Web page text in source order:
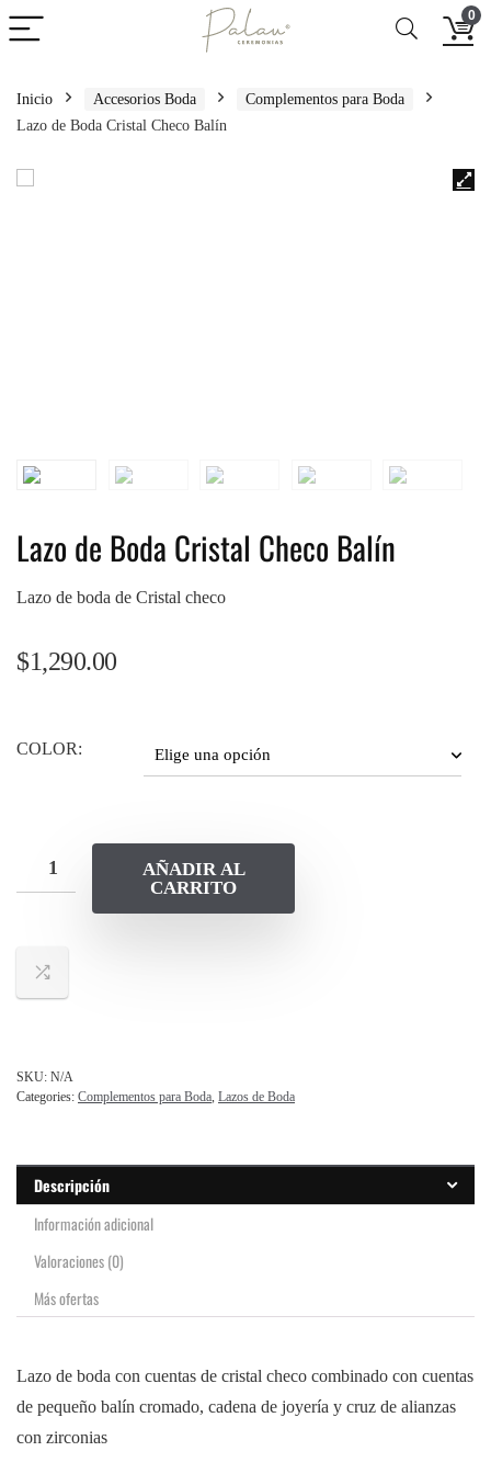
0
Inicio Accesorios Boda
Complementos para Boda
Lazo de Boda Cristal Checo Balín
Lazo de Boda Cristal Checo Balín
Lazo de boda de Cristal checo
$1,290.00
COLOR:
AÑADIR AL
CARRITO
SKU: N/A
Categories: Complementos para Boda, Lazos de Boda
Descripción
Información adicional
Valoraciones (0)
Más ofertas
Lazo de boda con cuentas de cristal checo combinado con cuentas
de pequeño balín cromado, cadena de joyería y cruz de alianzas
con zirconias